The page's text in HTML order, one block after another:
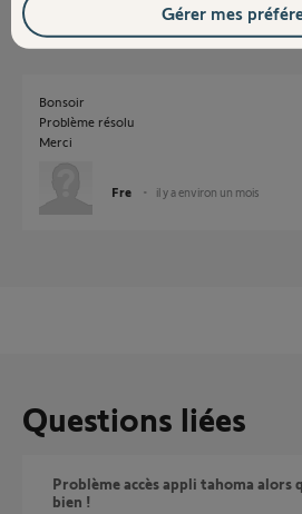
Bonsoir
Problème résolu
Merci
Fre il y a environ un mois
Questions liées
Problème accès appli tahoma alors que tout fonctionnait
bien !
Gérer mes